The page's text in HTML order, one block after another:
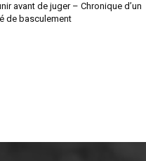
avant de juger – Chronique d’un
de basculement